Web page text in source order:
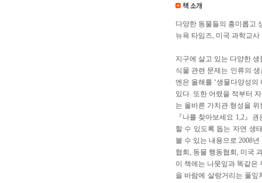
다양한 동물들의 흥미롭고
뉴욕 타임즈, 미국 과학교
지구에 살고 있는 다양한
식물 관련 문제는 인류의
엔은 올해를 ‘생물다양성
있다. 또한 어렸을 적부터
는 올바른 가치관 형성을
『나를 찾아보세요 1,2』
할 수 있도록 돕는 자연 생
볼 수 있는 내용으로 2008
협회, 동물 행동협회, 미국
이 책에는 나뭇잎과 똑같은
을 바람에 살랑거리는 풀